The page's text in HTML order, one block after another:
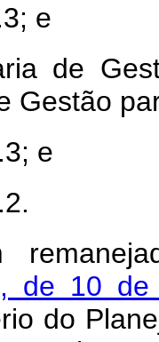
e
de
Gestão
e
de 10
do